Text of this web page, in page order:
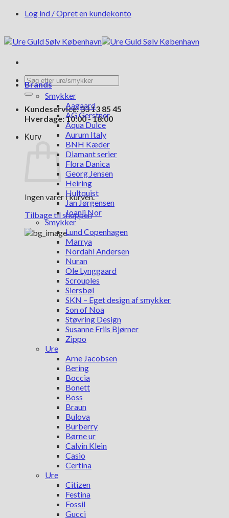
FortsætLog ind / Opret en kundekonto
Søg
efter:
Kundeservice: 33 13 85 45
Hverdage: 10:00 - 18:00
Kurv
Ingen varer i kurven.
Tilbage til shoppen
Brands
Smykker
Aagaard
AG Gerstner
Aqua Dulce
Aurum Italy
BNH Kæder
Diamant serier
Flora Danica
Georg Jensen
Heiring
Hultquist
Jan Jørgensen
Joanli Nor
Smykker
Lund Copenhagen
Marrya
Nordahl Andersen
Nuran
Ole Lynggaard
Scrouples
Siersbøl
SKN – Eget design af smykker
Son of Noa
Støvring Design
Susanne Friis Bjørner
Zippo
Ure
Arne Jacobsen
Bering
Boccia
Bonett
Boss
Braun
Bulova
Burberry
Børne ur
Calvin Klein
Casio
Certina
Ure
Citizen
Festina
Fossil
Gucci